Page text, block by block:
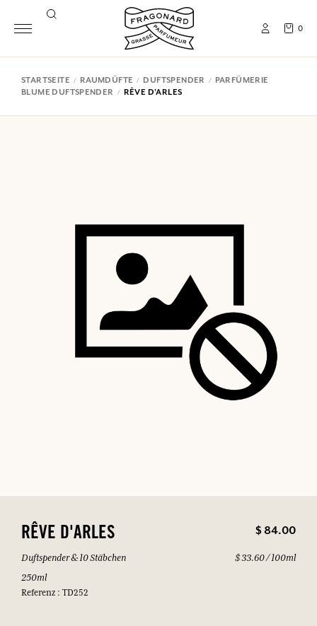
0
STARTSEITE RAUMDÜFTE DUFTSPENDER
PARFÜMERIE
BLUME DUFTSPENDER
RÊVE D'ARLES
RÊVE D'ARLES $ 84.00
Duftspender & 10 Stäbchen
250ml
Referenz : TD252
$ 33.60 / 100ml